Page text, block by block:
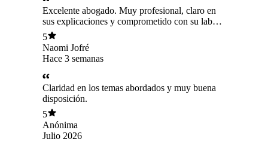
Excelente abogado. Muy profesional, claro en
sus explicaciones y comprometido con su labor .
Totalmente recomendable.
5
Naomi Jofré
Hace 3 semanas
Claridad en los temas abordados y muy buena
disposición.
5
Anónima
Julio 2026